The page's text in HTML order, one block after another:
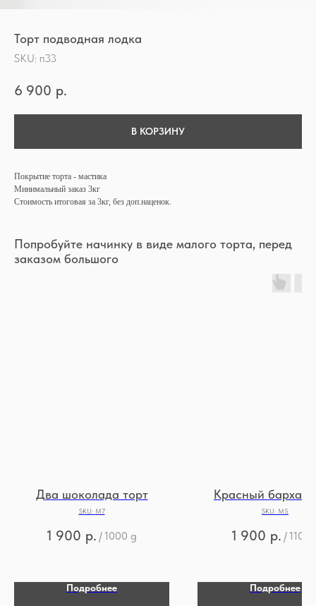
Торт подводная лодка
SKU: п33
6 900 р.
В КОРЗИНУ
Покрытие торта - мастика
Минимальный заказ 3кг
Стоимость итоговая за 3кг, без доп.наценок.
Попробуйте начинку в виде малого торта, перед
заказом большого
Два шоколада торт
SKU: М7
1 900 р. /1000 g
Подробнее
Красный бархат
SKU: М5
1 900 р. /1100
Подробнее